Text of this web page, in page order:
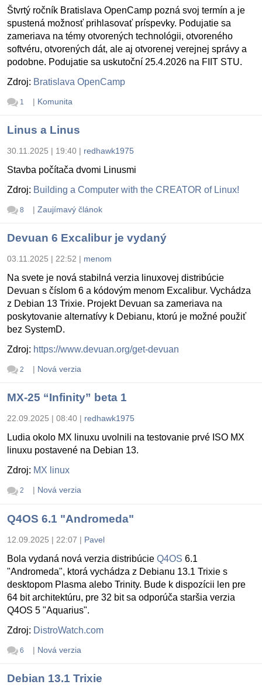
Štvrtý ročník Bratislava OpenCamp pozná svoj termín a je
spustená možnosť prihlasovať príspevky. Podujatie sa
zameriava na témy otvorených technológii, otvoreného
softvéru, otvorených dát, ale aj otvorenej verejnej správy a
podobne. Podujatie sa uskutoční 25.4.2026 na FIIT STU.
Zdroj: Bratislava OpenCamp
1 | Komunita
Linus a Linus
30.11.2025 | 19:40 | redhawk1975
Stavba počítača dvomi Linusmi
Zdroj: Building a Computer with the CREATOR of Linux!
8 | Zaujímavý článok
Devuan 6 Excalibur je vydaný
03.11.2025 | 22:52 | menom
Na svete je nová stabilná verzia linuxovej distribúcie
Devuan s číslom 6 a kódovým menom Excalibur. Vychádza
z Debian 13 Trixie. Projekt Devuan sa zameriava na
poskytovanie alternatívy k Debianu, ktorú je možné použiť
bez SystemD.
Zdroj: https://www.devuan.org/get-devuan
2 | Nová verzia
MX-25 “Infinity” beta 1
22.09.2025 | 08:40 | redhawk1975
Ludia okolo MX linuxu uvolnili na testovanie prvé ISO MX
linuxu postavené na Debian 13.
Zdroj: MX linux
2 | Nová verzia
Q4OS 6.1 "Andromeda"
12.09.2025 | 22:07 | Pavel
Bola vydaná nová verzia distribúcie Q4OS 6.1
"Andromeda", ktorá vychádza z Debianu 13.1 Trixie s
desktopom Plasma alebo Trinity. Bude k dispozícii len pre
64 bit architektúru, pre 32 bit sa odporúča staršia verzia
Q4OS 5 "Aquarius".
Zdroj: DistroWatch.com
6 | Nová verzia
Debian 13.1 Trixie